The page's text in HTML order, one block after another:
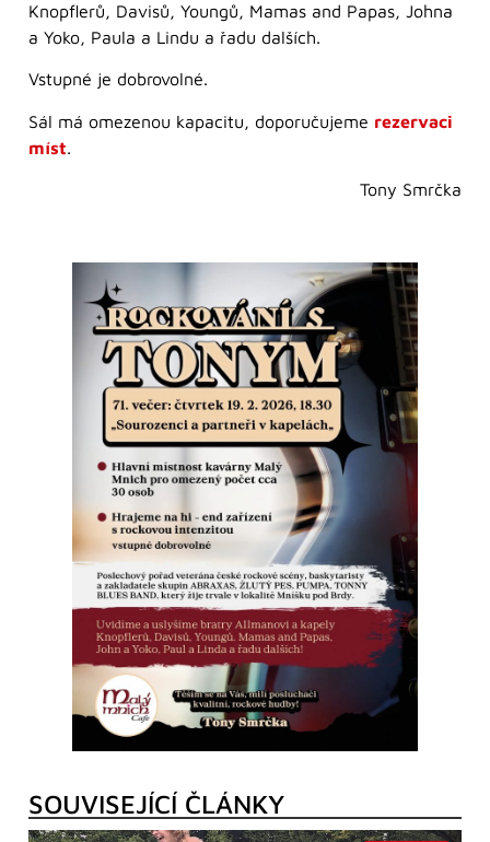
Knopflerů, Davisů, Youngů, Mamas and Papas, Johna
a Yoko, Paula a Lindu a řadu dalších.
Vstupné je dobrovolné.
Sál má omezenou kapacitu, doporučujeme rezervaci
míst.
Tony Smrčka
SOUVISEJÍCÍ ČLÁNKY